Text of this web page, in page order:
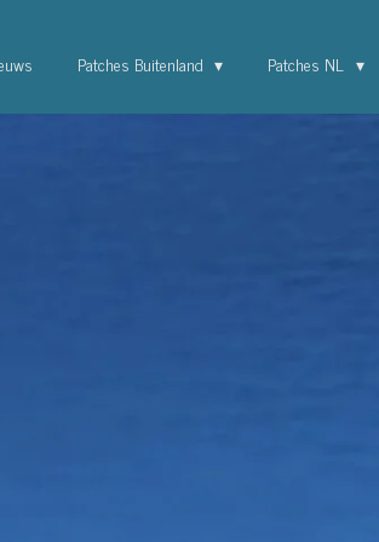
Patches Buitenland Patches NL